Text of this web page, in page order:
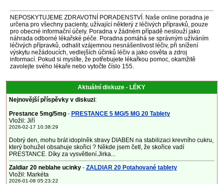
NEPOSKYTUJEME ZDRAVOTNÍ PORADENSTVÍ. Naše online poradna je
určena pro všechny pacienty, užívající některý z léčivých přípravků, pouze
pro obecné informační účely. Poradna v žádném případě neslouží jako
náhrada odborné lékařské péče. Poradna pomáhá se správným užíváním
léčivých přípravků, odhalit vzájemnou nesnášenlivost léčiv, při snížení
výskytu nežádoucích, vedlejších účinků léčiv a jako osvěta a zdroj
informací. Pokud si myslíte, že potřebujete lékařkou pomoc, okamžitě
zavolejte svého lékaře nebo vytočte číslo 155.
Aktuální diskuze - LÉKY
Nejnovější příspěvky v diskuzi:
Prestance 5mg/5mg- PRESTANCE 5 MG/5 MG 20 Tablety
Vložil: Jiří
2026-02-17 10:38:29
Dobrý den, mohu brát idoplněk stravy DIABEN na stabilizaci krevního cukru,
který bohužel obsahuje skořici ? Někde jsem četl, že skořice vadí
PRESTANCE. Díky za vysvětlení.Jirka...
Zaldiar 20 neblahe ucinky- ZALDIAR 20 Potahované tablety
Vložil: Markéta
2026-01-08 05:23:22